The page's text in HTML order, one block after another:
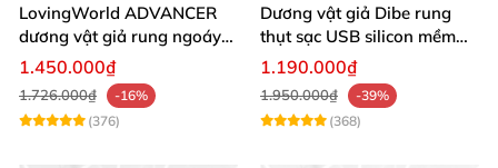
LovingWorld ADVANCER
dương vật giả rung ngoáy
thụt 7 chế độ
1.450.000₫
1.726.000₫
-16%
(376)
Dương vật giả Dibe rung
thụt sạc USB silicon mềm
mại thật
1.190.000₫
1.950.000₫
-39%
(368)